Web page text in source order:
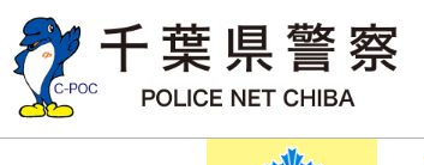
ス
キ
ま